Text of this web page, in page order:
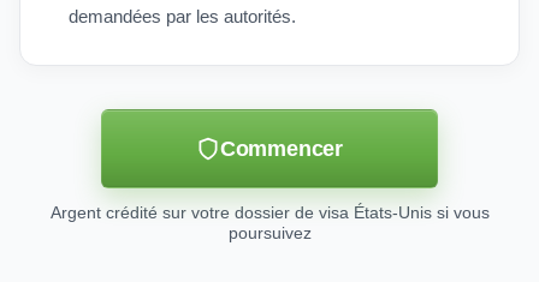
demandées par les autorités.
Commencer
Argent crédité sur votre dossier de visa États-Unis si vous
poursuivez